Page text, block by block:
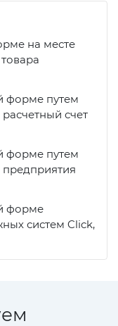
на месте
форме путем
счет
форме путем
форме
систем Click,